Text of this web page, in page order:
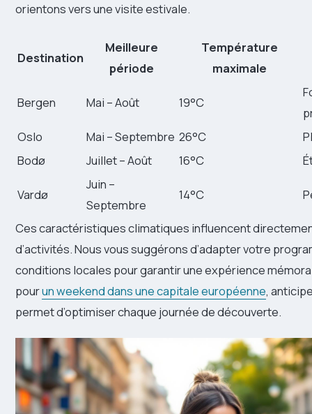
orientons vers une visite estivale.
Destination
Meilleure
période
Température
maximale
Bergen Mai – Août 19°C
Oslo
Mai – Septembre 26°C
Bodø
Juillet – Août 16°C
Vardø
Juin –
Septembre
14°C
Ces caractéristiques climatiques influencent
d’activités. Nous vous suggérons d’adapter votre
conditions locales pour garantir une expérience
pourun weekend dans une capitale européenne,
permet d’optimiser chaque journée de découverte.